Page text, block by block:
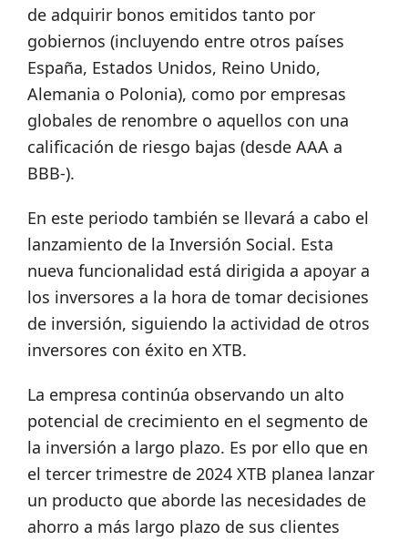
de adquirir bonos emitidos tanto por
gobiernos (incluyendo entre otros países
España, Estados Unidos, Reino Unido,
Alemania o Polonia), como por empresas
globales de renombre o aquellos con una
calificación de riesgo bajas (desde AAA a
BBB-).
En este periodo también se llevará a cabo el
lanzamiento de la Inversión Social. Esta
nueva funcionalidad está dirigida a apoyar a
los inversores a la hora de tomar decisiones
de inversión, siguiendo la actividad de otros
inversores con éxito en XTB.
La empresa continúa observando un alto
potencial de crecimiento en el segmento de
la inversión a largo plazo. Es por ello que en
el tercer trimestre de 2024 XTB planea lanzar
un producto que aborde las necesidades de
ahorro a más largo plazo de sus clientes